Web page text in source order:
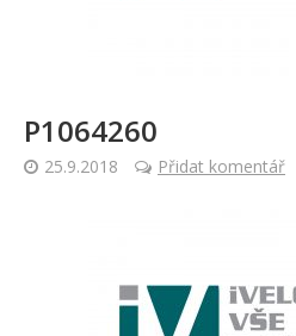
P1064260
25.9.2018 Přidat komentář